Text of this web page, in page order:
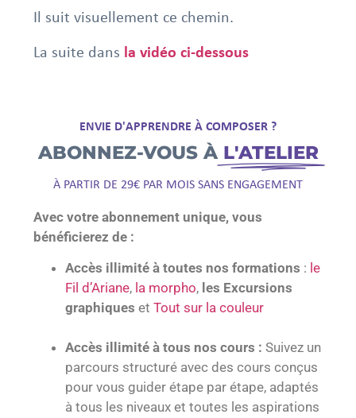
Il suit visuellement ce chemin.
La suite dans la vidéo ci-dessous
ENVIE D'APPRENDRE À COMPOSER ?
ABONNEZ-VOUS À L'ATELIER
À PARTIR DE 29€ PAR MOIS SANS ENGAGEMENT
Avec votre abonnement unique, vous
bénéficierez de :
Accès illimité à toutes nos formations : le
Fil d’Ariane, la morpho, les Excursions
graphiques etTout sur la couleur
Accès illimité à tous nos cours : Suivez un
parcours structuré avec des cours conçus
pour vous guider étape par étape, adaptés
à tous les niveaux et toutes les aspirations